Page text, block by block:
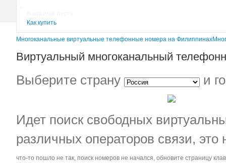
Как купить
Многоканальные виртуальные телефонные номера на Филиппинах
Виртуальный многоканальный
Выберите страну и
Идет поиск свободных
различных операторов связи, это
что-то пошло не так, поиск номеров не начался, обновите страницу